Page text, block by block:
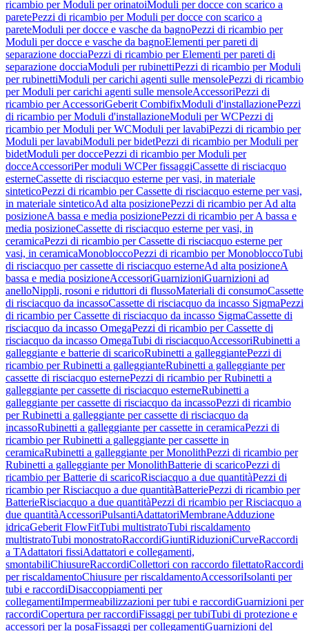
ricambio per Moduli per orinatoiModuli per docce con scarico a
paretePezzi di ricambio per Moduli per docce con scarico a
pareteModuli per docce e vasche da bagnoPezzi di ricambio per
Moduli per docce e vasche da bagnoElementi per pareti di
separazione docciaPezzi di ricambio per Elementi per pareti di
separazione docciaModuli per rubinettiPezzi di ricambio per Moduli
per rubinettiModuli per carichi agenti sulle mensolePezzi di ricambio
per Moduli per carichi agenti sulle mensoleAccessoriPezzi di
ricambio per AccessoriGeberit CombifixModuli d'installazionePezzi
di ricambio per Moduli d'installazioneModuli per WCPezzi di
ricambio per Moduli per WCModuli per lavabiPezzi di ricambio per
Moduli per lavabiModuli per bidetPezzi di ricambio per Moduli per
bidetModuli per doccePezzi di ricambio per Moduli per
docceAccessoriPer moduli WCPer fissaggiCassette di risciacquo
esterneCassette di risciacquo esterne per vasi, in materiale
sinteticoPezzi di ricambio per Cassette di risciacquo esterne per vasi,
in materiale sinteticoAd alta posizionePezzi di ricambio per Ad alta
posizioneA bassa e media posizionePezzi di ricambio per A bassa e
media posizioneCassette di risciacquo esterne per vasi, in
ceramicaPezzi di ricambio per Cassette di risciacquo esterne per
vasi, in ceramicaMonobloccoPezzi di ricambio per MonobloccoTubi
di risciacquo per cassette di risciacquo esterneAd alta posizioneA
bassa e media posizioneAccessoriGuarnizioniGuarnizioni ad
anelloNippli, rosoni e riduttori di flussoMateriali di consumoCassette
di risciacquo da incassoCassette di risciacquo da incasso SigmaPezzi
di ricambio per Cassette di risciacquo da incasso SigmaCassette di
risciacquo da incasso OmegaPezzi di ricambio per Cassette di
risciacquo da incasso OmegaTubi di risciacquoAccessoriRubinetti a
galleggiante e batterie di scaricoRubinetti a galleggiantePezzi di
ricambio per Rubinetti a galleggianteRubinetti a galleggiante per
cassette di risciacquo esternePezzi di ricambio per Rubinetti a
galleggiante per cassette di risciacquo esterneRubinetti a
galleggiante per cassette di risciacquo da incassoPezzi di ricambio
per Rubinetti a galleggiante per cassette di risciacquo da
incassoRubinetti a galleggiante per cassette in ceramicaPezzi di
ricambio per Rubinetti a galleggiante per cassette in
ceramicaRubinetti a galleggiante per MonolithPezzi di ricambio per
Rubinetti a galleggiante per MonolithBatterie di scaricoPezzi di
ricambio per Batterie di scaricoRisciacquo a due quantitàPezzi di
ricambio per Risciacquo a due quantitàBatteriePezzi di ricambio per
BatterieRisciacquo a due quantitàPezzi di ricambio per Risciacquo a
due quantitàAccessoriPulsantiAdattatoriMembraneAdduzione
idricaGeberit FlowFitTubi multistratoTubi riscaldamento
multistratoTubi monostratoRaccordiGiuntiRiduzioniCurveRaccordi
a TAdattatori fissiAdattatori e collegamenti,
smontabiliChiusureRaccordiCollettori con raccordo filettatoRaccordi
per riscaldamentoChiusure per riscaldamentoAccessoriIsolanti per
tubi e raccordiDisaccoppiamenti per
collegamentiImpermeabilizzazioni per tubi e raccordiGuarnizioni per
raccordiCopertura per raccordiFissaggi per tubiTubi di protezione e
accessori per la posaFissaggi per collegamentiGuarnizioni del